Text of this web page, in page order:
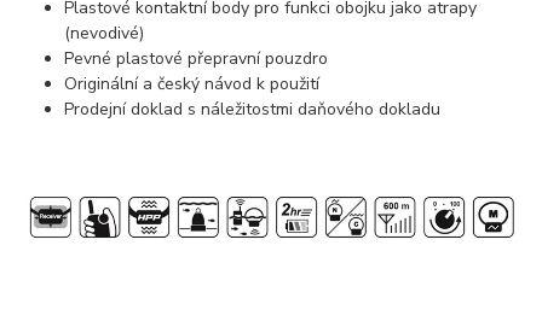
Plastové kontaktní body pro funkci obojku jako atrapy
(nevodivé)
Pevné plastové přepravní pouzdro
Originální a český návod k použití
Prodejní doklad s náležitostmi daňového dokladu